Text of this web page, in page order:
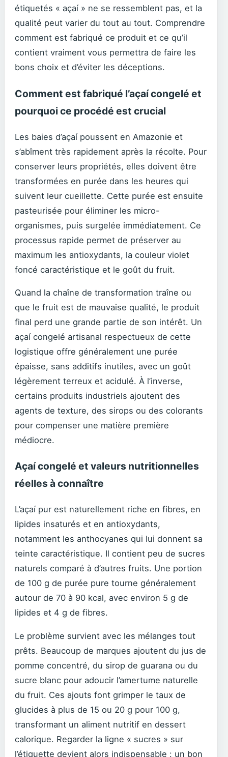
étiquetés « açaí » ne se ressemblent pas, et la
qualité peut varier du tout au tout. Comprendre
comment est fabriqué ce produit et ce qu’il
contient vraiment vous permettra de faire les
bons choix et d’éviter les déceptions.
Comment est fabriqué l’açaí congelé et
pourquoi ce procédé est crucial
Les baies d’açaí poussent en Amazonie et
s’abîment très rapidement après la récolte. Pour
conserver leurs propriétés, elles doivent être
transformées en purée dans les heures qui
suivent leur cueillette. Cette purée est ensuite
pasteurisée pour éliminer les micro-
organismes, puis surgelée immédiatement. Ce
processus rapide permet de préserver au
maximum les antioxydants, la couleur violet
foncé caractéristique et le goût du fruit.
Quand la chaîne de transformation traîne ou
que le fruit est de mauvaise qualité, le produit
final perd une grande partie de son intérêt. Un
açaí congelé artisanal respectueux de cette
logistique offre généralement une purée
épaisse, sans additifs inutiles, avec un goût
légèrement terreux et acidulé. À l’inverse,
certains produits industriels ajoutent des
agents de texture, des sirops ou des colorants
pour compenser une matière première
médiocre.
Açaí congelé et valeurs nutritionnelles
réelles à connaître
L’açaí pur est naturellement riche en fibres, en
lipides insaturés et en antioxydants,
notamment les anthocyanes qui lui donnent sa
teinte caractéristique. Il contient peu de sucres
naturels comparé à d’autres fruits. Une portion
de 100 g de purée pure tourne généralement
autour de 70 à 90 kcal, avec environ 5 g de
lipides et 4 g de fibres.
Le problème survient avec les mélanges tout
prêts. Beaucoup de marques ajoutent du jus de
pomme concentré, du sirop de guarana ou du
sucre blanc pour adoucir l’amertume naturelle
du fruit. Ces ajouts font grimper le taux de
glucides à plus de 15 ou 20 g pour 100 g,
transformant un aliment nutritif en dessert
calorique. Regarder la ligne « sucres » sur
l’étiquette devient alors indispensable : un bon